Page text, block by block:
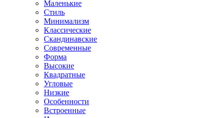
Маленькие
Стиль
Минимализм
Классические
Скандинавские
Современные
Форма
Высокие
Квадратные
Угловые
Низкие
Особенности
Встроенные